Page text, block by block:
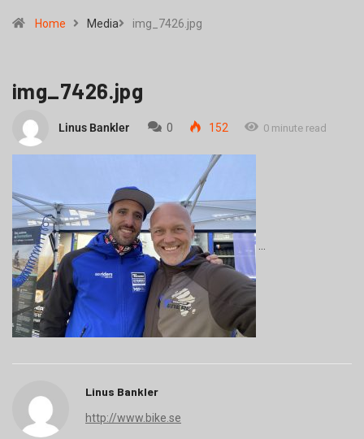
Home Media img_7426.jpg
img_7426.jpg
Linus Bankler 0 152 0 minute read
Linus Bankler
http://www.bike.se